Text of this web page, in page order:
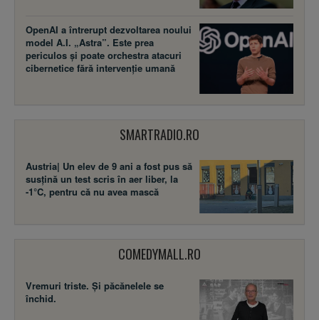
OpenAI a întrerupt dezvoltarea noului
model A.I. „Astra”. Este prea
periculos și poate orchestra atacuri
cibernetice fără intervenție umană
SMARTRADIO.RO
Austria| Un elev de 9 ani a fost pus să
susţină un test scris în aer liber, la
-1°C, pentru că nu avea mască
COMEDYMALL.RO
Vremuri triste. Şi păcănelele se
închid.